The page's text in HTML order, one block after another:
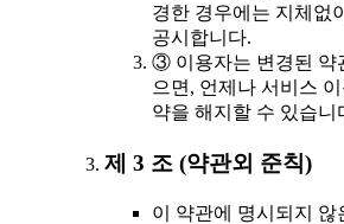
경한 경우에는 지체없
공시합니다.
③ 이용자는 변경된 약
으면, 언제나 서비스
약을 해지할 수 있습니
제 3 조 (약관외 준칙)
이 약관에 명시되지 않